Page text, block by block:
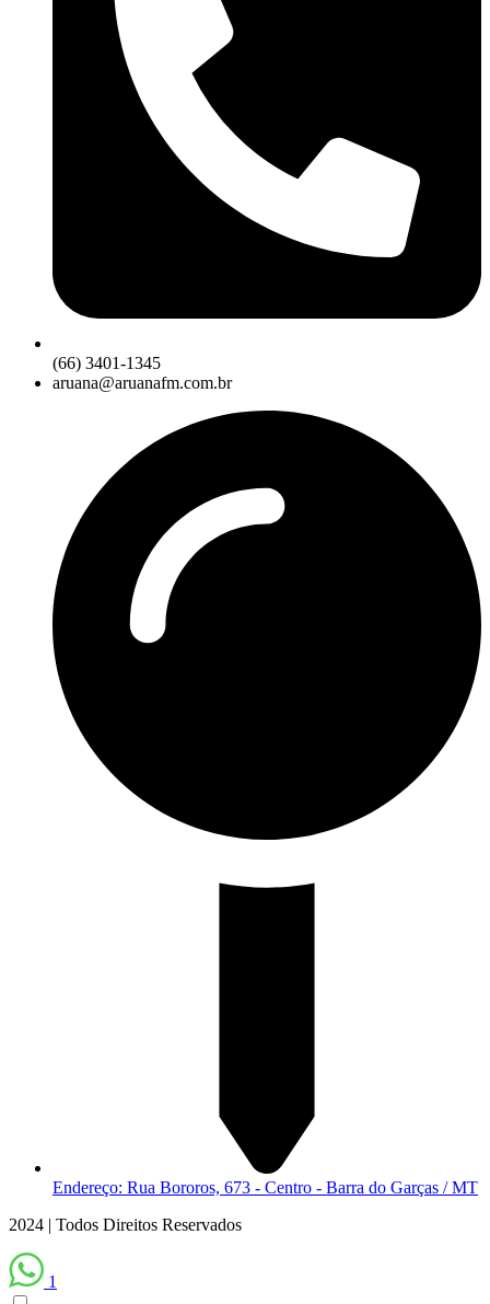
(66) 3401-1345
aruana@aruanafm.com.br
Endereço: Rua Bororos, 673 - Centro - Barra do Garças / MT
2024 | Todos Direitos Reservados
1